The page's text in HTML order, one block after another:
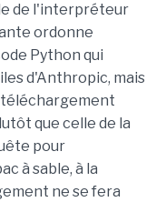
de l'interpréteur
ordonne
Python qui
d'Anthropic, mais
téléchargement
que celle de la
pour
à sable, à la
ne se fera